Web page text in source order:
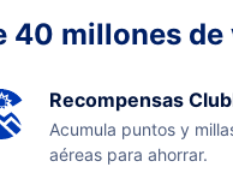
40 millones
Recompensas
Acumula puntos y
aéreas para ahorrar.